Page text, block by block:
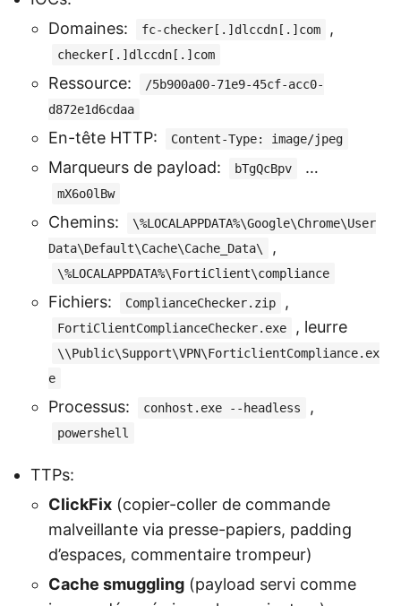
Domaines:
fc-checker[.]dlccdn[.]com ,
checker[.]dlccdn[.]com
Ressource:
/5b900a00-71e9-45cf-acc0-
d872e1d6cdaa
En-tête HTTP: Content-Type: image/jpeg
Marqueurs de payload: bTgQcBpv …
mX6o0lBw
Chemins:
\%LOCALAPPDATA%\Google\Chrome\User
Data\Default\Cache\Cache_Data\
,
\%LOCALAPPDATA%\FortiClient\compliance
Fichiers: ComplianceChecker.zip ,
FortiClientComplianceChecker.exe , leurre
\\Public\Support\VPN\ForticlientCompliance.ex
e
Processus: conhost.exe --headless ,
powershell
TTPs:
ClickFix (copier-coller de commande
malveillante via presse-papiers, padding
d’espaces, commentaire trompeur)
Cache smuggling (payload servi comme